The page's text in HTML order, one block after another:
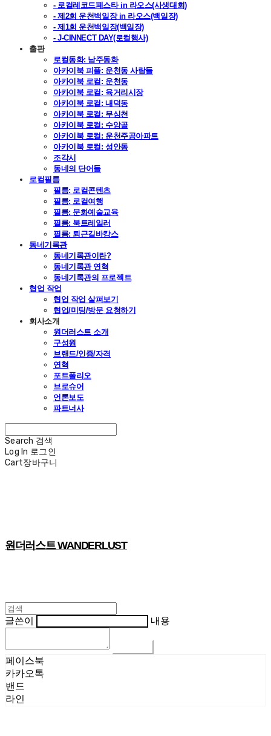
- 로컬레코드페스타 in 라오스(사생대회)
- 제2회 운천백일장 in 라오스(백일장)
- 제1회 운천백일장(백일장)
- J-CINNECT DAY(로컬행사)
출판
로컬동화: 남주동화
아카이북 피플: 운천동 사람들
아카이북 로컬: 운천동
아카이북 로컬: 육거리시장
아카이북 로컬: 내덕동
아카이북 로컬: 무심천
아카이북 로컬: 수암골
아카이북 로컬: 운천주공아파트
아카이북 로컬: 성안동
조각시
동네의 단어들
로컬필름
필름: 로컬콘텐츠
필름: 로컬여행
필름: 문화예술교육
필름: 북트레일러
필름: 퇴근길바캉스
동네기록관
동네기록관이란?
동네기록관 연혁
동네기록관의 프로젝트
협업 작업
협업 작업 살펴보기
협업/미팅/방문 요청하기
회사소개
원더러스트 소개
구성원
브랜드/인증/자격
연혁
포트폴리오
브로슈어
언론보도
파트너사
Search 검색
Log In 로그인
Cart장바구니
원더러스트 WANDERLUST
글쓴이 내용
페이스북
카카오톡
밴드
라인